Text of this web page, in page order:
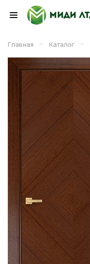
Главная – Каталог –